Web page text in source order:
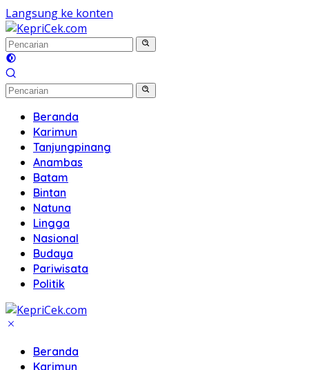
Langsung ke konten
Beranda
Karimun
Tanjungpinang
Anambas
Batam
Bintan
Natuna
Lingga
Nasional
Budaya
Pariwisata
Politik
Beranda
Karimun